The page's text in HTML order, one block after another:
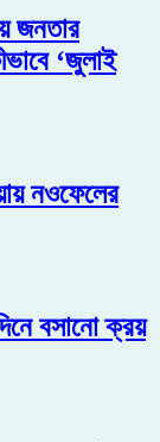
জনতার
‘জুলাই
নওফেলের
বসানো ক্রয়